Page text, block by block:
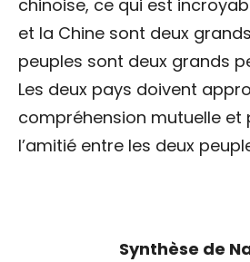
chinoise, ce qui est
et la Chine sont deux
peuples sont deux grands
Les deux pays doivent
compréhension mutuelle et
l’amitié entre les deux
Synthèse de